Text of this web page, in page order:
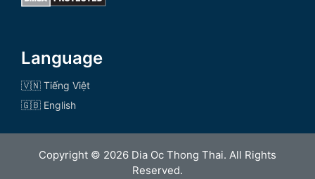
Language
🇻🇳 Tiếng Việt
🇬🇧 English
Copyright © 2026 Dia Oc Thong Thai. All Rights
Reserved.